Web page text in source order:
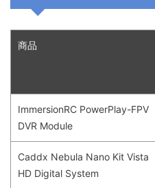
商品
ImmersionRC PowerPlay-FPV
DVR Module
Caddx Nebula Nano Kit Vista
HD Digital System